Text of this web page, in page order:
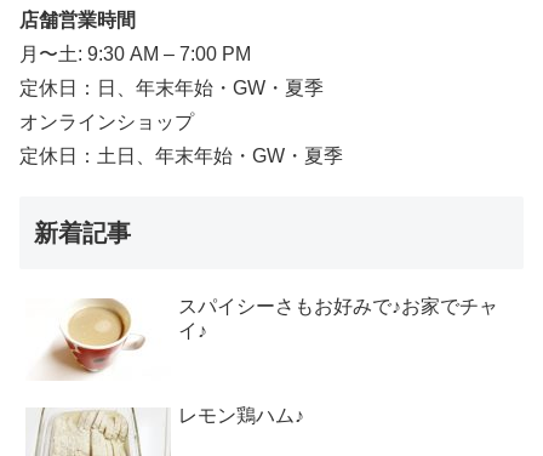
店舗営業時間
月〜土: 9:30 AM – 7:00 PM
定休日：日、年末年始・GW・夏季
オンラインショップ
定休日：土日、年末年始・GW・夏季
新着記事
スパイシーさもお好みで♪お家でチャ
イ♪
レモン鶏ハム♪